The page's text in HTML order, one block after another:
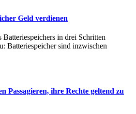
Geld verdienen
in drei Schritten
Batteriespeicher sind inzwischen
Passagieren, ihre Rechte geltend zu